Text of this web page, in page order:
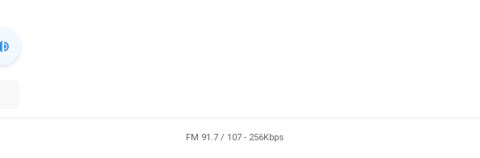
FM 91.7 / 107 - 256Kbps